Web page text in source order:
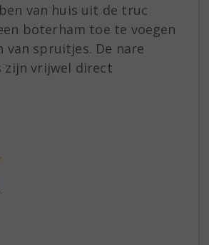
van huis uit de truc
boterham toe te voegen
van spruitjes. De nare
zijn vrijwel direct